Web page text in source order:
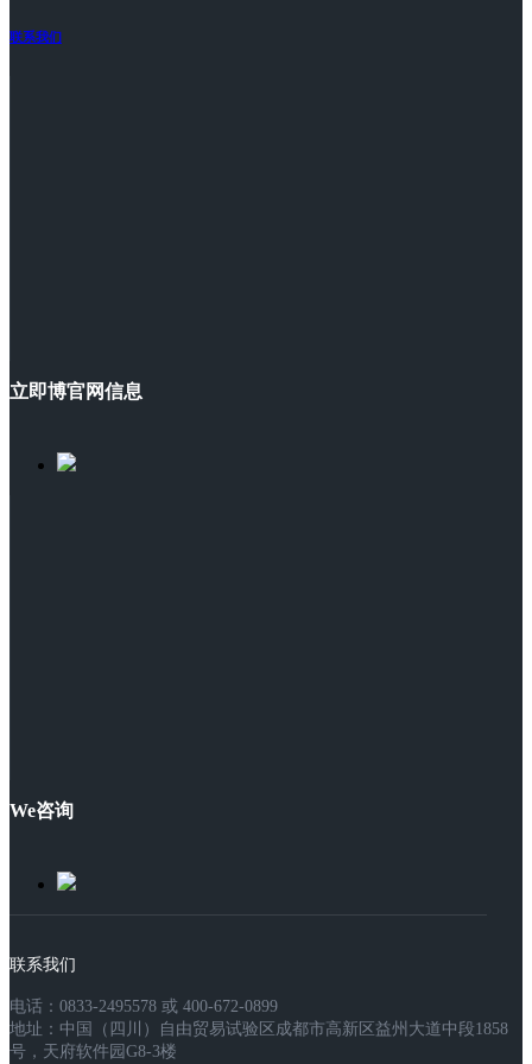
联系我们
立即博官网信息
We咨询
联系我们
电话：0833-2495578 或 400-672-0899
地址：中国（四川）自由贸易试验区成都市高新区益州大道中段1858
号，天府软件园G8-3楼